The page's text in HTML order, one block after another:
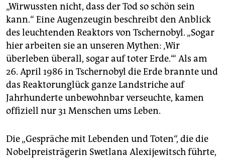
abo
genossenschaft
epaper login
„Wirwussten nicht, dass der Tod so schön sein
kann.“ Eine Augenzeugin beschreibt den Anblick
des leuchtenden Reaktors von Tschernobyl. „Sogar
hier arbeiten sie an unseren Mythen: ‚Wir
überleben überall, sogar auf toter Erde.‘“ Als am
26. April 1986 in Tschernobyl die Erde brannte und
das Reaktorunglück ganze Landstriche auf
Jahrhunderte unbewohnbar verseuchte, kamen
offiziell nur 31 Menschen ums Leben.
Die „Gespräche mit Lebenden und Toten“, die die
Nobelpreisträgerin Swetlana Alexijewitsch führte,